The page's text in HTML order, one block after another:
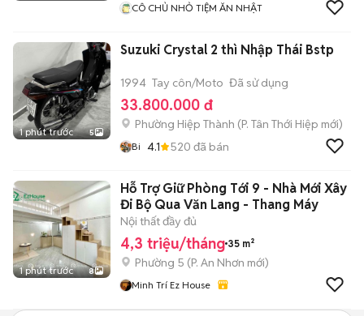
CÔ CHỦ NHỎ TIỆM ĂN NHẬT
1 phút trước 5
Suzuki Crystal 2 thì Nhập Thái Bstp
1994 Tay côn/Moto Đã sử dụng
33.800.000 đ
Phường Hiệp Thành (P. Tân Thới Hiệp mới)
Bi 4.1 520 đã bán
1 phút trước 8
Hỗ Trợ Giữ Phòng Tới 9 - Nhà Mới Xây
Đi Bộ Qua Văn Lang - Thang Máy
Nội thất đầy đủ
4,3 triệu/tháng 35 m²
Phường 5 (P. An Nhơn mới)
Minh Trí Ez House